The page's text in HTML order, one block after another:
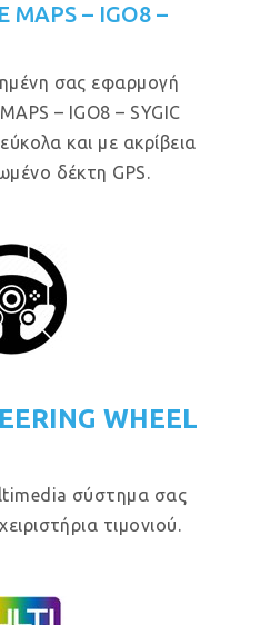
MAPS – IGO8 –
σας εφαρμογή
– IGO8 – SYGIC
και με ακρίβεια
δέκτη GPS.
WHEEL
σύστημα σας
τιμονιού.